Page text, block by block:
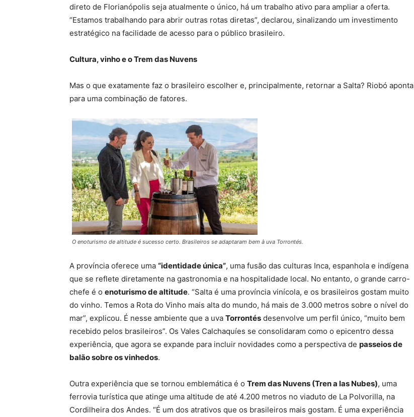
direto de Florianópolis seja atualmente o único, há um trabalho ativo para ampliar a oferta.
“Estamos trabalhando para abrir outras rotas diretas”, declarou, sinalizando um investimento
estratégico na facilidade de acesso para o público brasileiro.
Cultura, vinho e o Trem das Nuvens
Mas o que exatamente faz o brasileiro escolher e, principalmente, retornar a Salta? Riobó aponta
para uma combinação de fatores.
O enoturismo de altitude é sucesso certo. Brasileiros se adaptaram bem à uva Torrontés.
A província oferece uma “identidade única”, uma fusão das culturas Inca, espanhola e indígena
que se reflete diretamente na gastronomia e na hospitalidade local. No entanto, o grande carro-
chefe é o enoturismo de altitude. “Salta é uma província vinícola, e os brasileiros gostam muito
do vinho. Temos a Rota do Vinho mais alta do mundo, há mais de 3.000 metros sobre o nível do
mar”, explicou. É nesse ambiente que a uva Torrontés desenvolve um perfil único, “muito bem
recebido pelos brasileiros”. Os Vales Calchaquíes se consolidaram como o epicentro dessa
experiência, que agora se expande para incluir novidades como a perspectiva de passeios de
balão sobre os vinhedos.
Outra experiência que se tornou emblemática é o Trem das Nuvens (Tren a las Nubes), uma
ferrovia turística que atinge uma altitude de até 4.200 metros no viaduto de La Polvorilla, na
Cordilheira dos Andes. “É um dos atrativos que os brasileiros mais gostam. É uma experiência